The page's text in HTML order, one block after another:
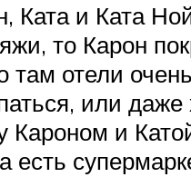
Ката и Ката
то Карон
отели
или
и